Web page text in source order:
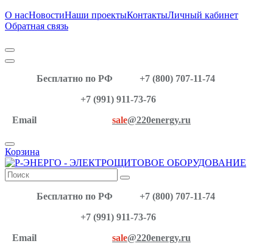
О насНовостиНаши проектыКонтактыЛичный кабинет
Обратная связь
Бесплатно по РФ
+7 (800) 707-11-74
+7 (991) 911-73-76
Email
sale@220energy.ru
Корзина
Бесплатно по РФ
+7 (800) 707-11-74
+7 (991) 911-73-76
Email
sale@220energy.ru